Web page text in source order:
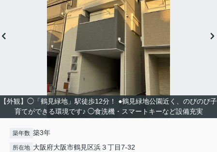
【外観】◯「鶴見緑地」駅徒歩12分！ ●鶴見緑地公園近く、のびのび子
育てができる環境です♪ ◯食洗機・スマートキーなど設備充実
築年数 築3年
所在地 大阪府大阪市鶴見区浜３丁目7-32